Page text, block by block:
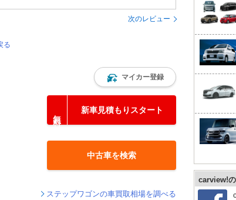
次のレビュー
る
マイカー登録
新車見積もりスタート
中古車を検索
ステップワゴンの車買取相場を調べる
carview!の